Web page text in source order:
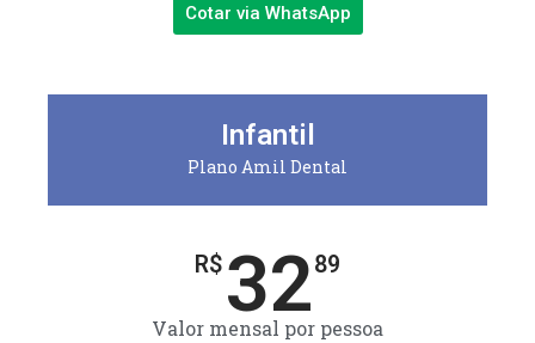
Cotar via WhatsApp
Infantil
Plano Amil Dental
R$ 3289
Valor mensal por pessoa